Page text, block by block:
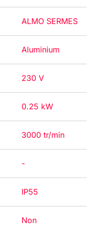
ALMO SERMES
Aluminium
230 V
0.25 kW
3000 tr/min
-
IP55
Non